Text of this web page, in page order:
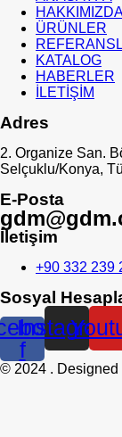
ÜRÜNLER
KATALOG
HABERLER
İLETİŞİM
Adres
2. Organize San.
Selçuklu/Konya,
E-Posta
İletişim
+90 332 239
Sosyal
f
Instagram
© 2024 . Designed